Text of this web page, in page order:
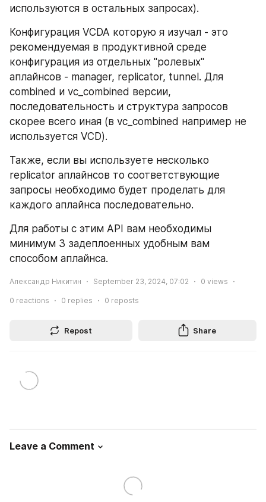
используются в остальных запросах).
Конфигурация VCDA которую я изучал - это
рекомендуемая в продуктивной среде
конфигурация из отдельных "ролевых"
аплайнсов - manager, replicator, tunnel. Для
combined и vc_combined версии,
последовательность и структура запросов
скорее всего иная (в vc_combined например не
используется VCD).
Также, если вы используете несколько
replicator аплайнсов то соответствующие
запросы необходимо будет проделать для
каждого аплайнса последовательно.
Для работы с этим API вам необходимы
минимум 3 задеплоенных удобным вам
способом аплайнса.
Александр Никитин September 23, 2024, 07:02 0 views
0 reactions 0 replies 0 reposts
Repost Share
Leave a Comment